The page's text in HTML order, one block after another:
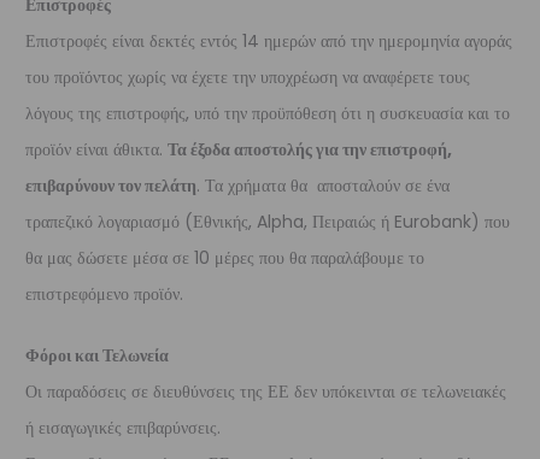
Επιστροφές
Επιστροφές είναι δεκτές εντός 14 ημερών από την ημερομηνία αγοράς
του προϊόντος χωρίς να έχετε την υποχρέωση να αναφέρετε τους
λόγους της επιστροφής, υπό την προϋπόθεση ότι η συσκευασία και το
προϊόν είναι άθικτα. Τα έξοδα αποστολής για την επιστροφή,
επιβαρύνουν τον πελάτη. Τα χρήματα θα αποσταλούν σε ένα
τραπεζικό λογαριασμό (Εθνικής, Alpha, Πειραιώς ή Eurobank) που
θα μας δώσετε μέσα σε 10 μέρες που θα παραλάβουμε το
επιστρεφόμενο προϊόν.
Φόροι και Τελωνεία
Οι παραδόσεις σε διευθύνσεις της ΕΕ δεν υπόκεινται σε τελωνειακές
ή εισαγωγικές επιβαρύνσεις.